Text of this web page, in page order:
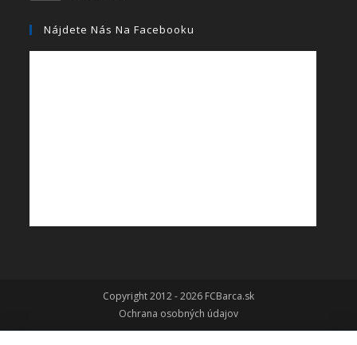
Nájdete Nás Na Facebooku
Copyright 2012 - 2026 FCBarca.sk
Ochrana osobných údajov